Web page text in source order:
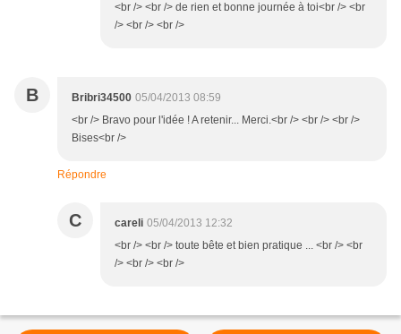
<br /> <br /> de rien et bonne journée à toi<br /> <br
/> <br /> <br />
B Bribri34500 05/04/2013 08:59
<br /> Bravo pour l'idée ! A retenir... Merci.<br /> <br /> <br />
Bises<br />
Répondre
C careli 05/04/2013 12:32
<br /> <br /> toute bête et bien pratique ... <br /> <br
/> <br /> <br />